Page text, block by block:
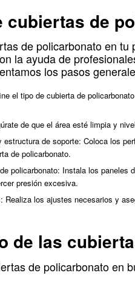
cubiertas de
de policarbonato en
la ayuda de
los pasos
el tipo de cubierta de
de que el área esté limpia y
de soporte: Coloca los
de policarbonato.
policarbonato: Instala los paneles
presión excesiva.
Realiza los ajustes necesarios y
de las
de policarbonato en